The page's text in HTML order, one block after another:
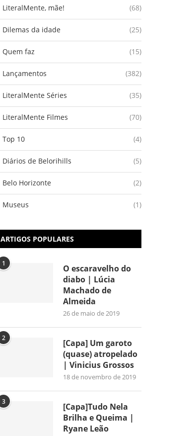
LiteralMente, mãe! (68)
Dilemas da idade (25)
Quem faz (15)
Lançamentos (382)
LiteralMente Séries (35)
LiteralMente Filmes (70)
Top 10 (4)
Diários de Belorihills (5)
Belo Horizonte (2)
Museus (1)
ARTIGOS POPULARES
1
O escaravelho do
diabo | Lúcia
Machado de
Almeida
26 de maio de 2019
2
[Capa] Um garoto
(quase) atropelado
| Vinicius Grossos
18 de novembro de 2019
3
[Capa]Tudo Nela
Brilha e Queima |
Ryane Leão